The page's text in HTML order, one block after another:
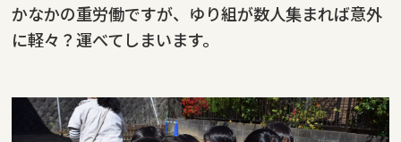
かなかの重労働ですが、ゆり組が数人集まれば意外
に軽々？運べてしまいます。